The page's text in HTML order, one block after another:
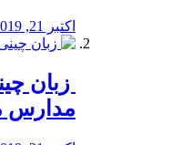
اکتبر 21, 2019
زبان
مدارس